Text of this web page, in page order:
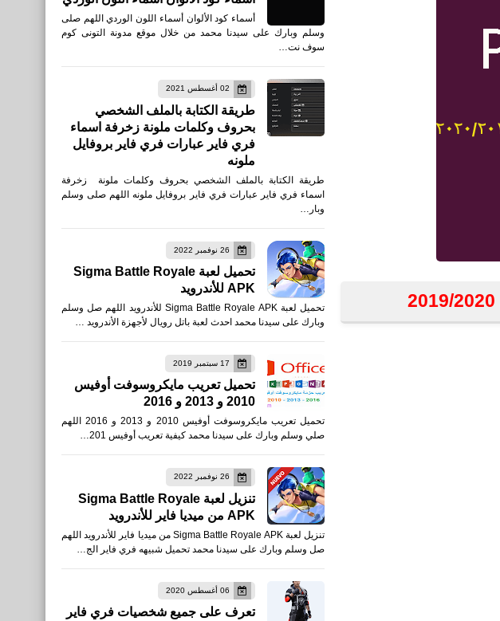
أسماء كود الألوان أسماء اللون الوردي اللهم صلى
وسلم وبارك على سيدنا محمد من خلال موقع مدونة التونى كوم
سوف نت…
02 أغسطس 2021
طريقة الكتابة بالملف الشخصي
بحروف وكلمات ملونة زخرفة اسماء
فري فاير عبارات فري فاير بروفايل
ملونه
طريقة الكتابة بالملف الشخصي بحروف وكلمات ملونة زخرفة
اسماء فري فاير عبارات فري فاير بروفايل ملونه اللهم صلى وسلم
وبار…
26 نوفمبر 2022
تحميل لعبة Sigma Battle Royale
APK للأندرويد
تحميل لعبة Sigma Battle Royale APK للأندرويد اللهم صل وسلم
وبارك على سيدنا محمد احدث لعبة باتل رويال لأجهزة الأندرويد …
17 سبتمبر 2019
تحميل تعريب مايكروسوفت أوفيس
2010 و 2013 و 2016
تحميل تعريب مايكروسوفت أوفيس 2010 و 2013 و 2016 اللهم
صلي وسلم وبارك على سيدنا محمد كيفية تعريب أوفيس 201…
26 نوفمبر 2022
تنزيل لعبة Sigma Battle Royale
APK من ميديا فاير للأندرويد
تنزيل لعبة Sigma Battle Royale APK من ميديا فاير للأندرويد اللهم
صل وسلم وبارك على سيدنا محمد تحميل شبيهه فري فاير الج…
06 أغسطس 2020
تعرف على جميع شخصيات فري فاير